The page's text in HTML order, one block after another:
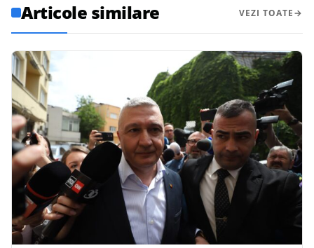
Articole similare VEZI TOATE